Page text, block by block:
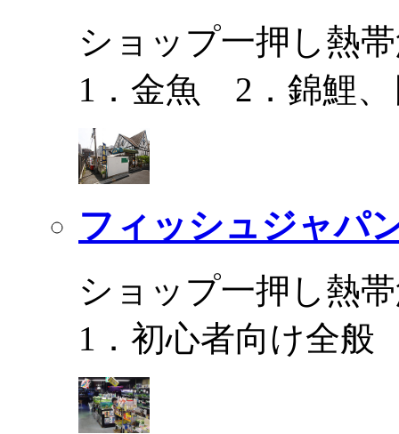
ショップ一押し熱
1．金魚 2．錦鯉、
フィッシュジャパ
ショップ一押し熱
1．初心者向け全